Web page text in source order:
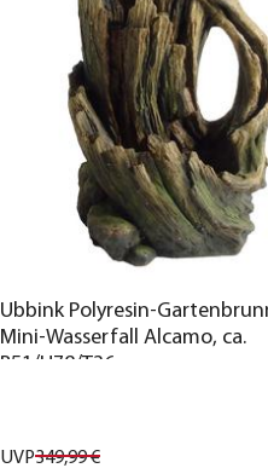
Ubbink Polyresin-
Mini-Wasserfall Alcamo, ca.
B51/H78/T36 cm
UVP349,99€